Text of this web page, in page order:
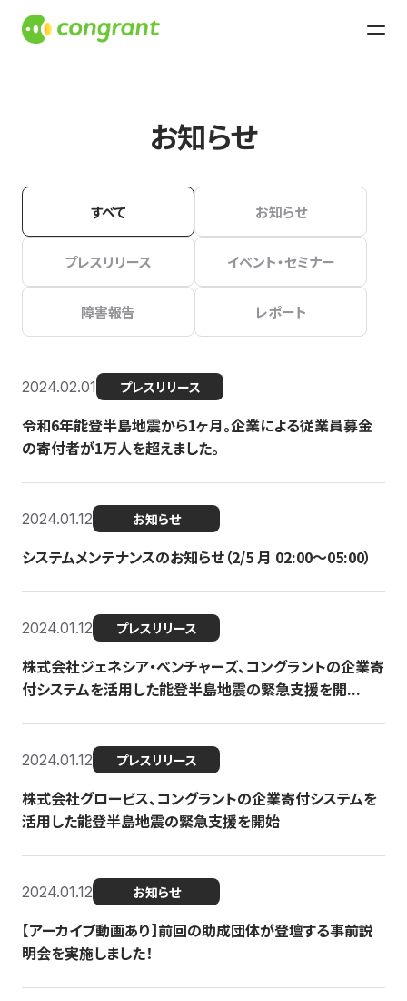
お知らせ
すべて お知らせ
プレスリリース イベント・セミナー
障害報告 レポート
2024.02.01 プレスリリース
令和6年能登半島地震から1ヶ月。企業による従業員募金
の寄付者が1万人を超えました。
2024.01.12 お知らせ
システムメンテナンスのお知らせ（2/5 月 02:00〜05:00）
2024.01.12 プレスリリース
株式会社ジェネシア・ベンチャーズ、コングラントの企業寄
付システムを活用した能登半島地震の緊急支援を開...
2024.01.12 プレスリリース
株式会社グロービス、コングラントの企業寄付システムを
活用した能登半島地震の緊急支援を開始
2024.01.12 お知らせ
【アーカイブ動画あり】前回の助成団体が登壇する事前説
明会を実施しました！